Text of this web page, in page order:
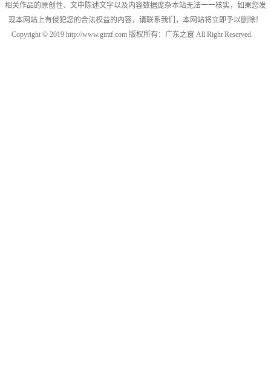
相关作品的原创性、文中陈述文字以及内容数据庞杂本站无法一一核实，如果您发
现本网站上有侵犯您的合法权益的内容，请联系我们，本网站将立即予以删除！
Copyright © 2019 http://www.gtrzf.com 版权所有：广东之窗 All Right Reserved.